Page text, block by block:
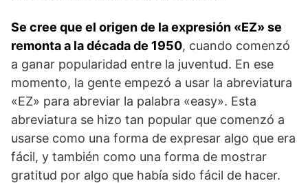
Se cree que el origen de la expresión «EZ» se
remonta a la década de 1950, cuando comenzó
a ganar popularidad entre la juventud. En ese
momento, la gente empezó a usar la abreviatura
«EZ» para abreviar la palabra «easy». Esta
abreviatura se hizo tan popular que comenzó a
usarse como una forma de expresar algo que era
fácil, y también como una forma de mostrar
gratitud por algo que había sido fácil de hacer.